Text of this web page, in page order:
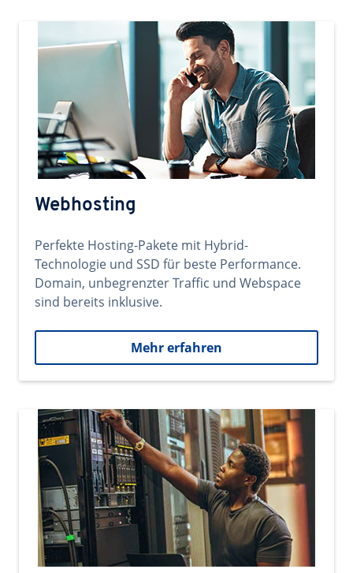
Webhosting
Perfekte Hosting-Pakete mit Hybrid-
Technologie und SSD für beste Performance.
Domain, unbegrenzter Traffic und Webspace
sind bereits inklusive.
Mehr erfahren